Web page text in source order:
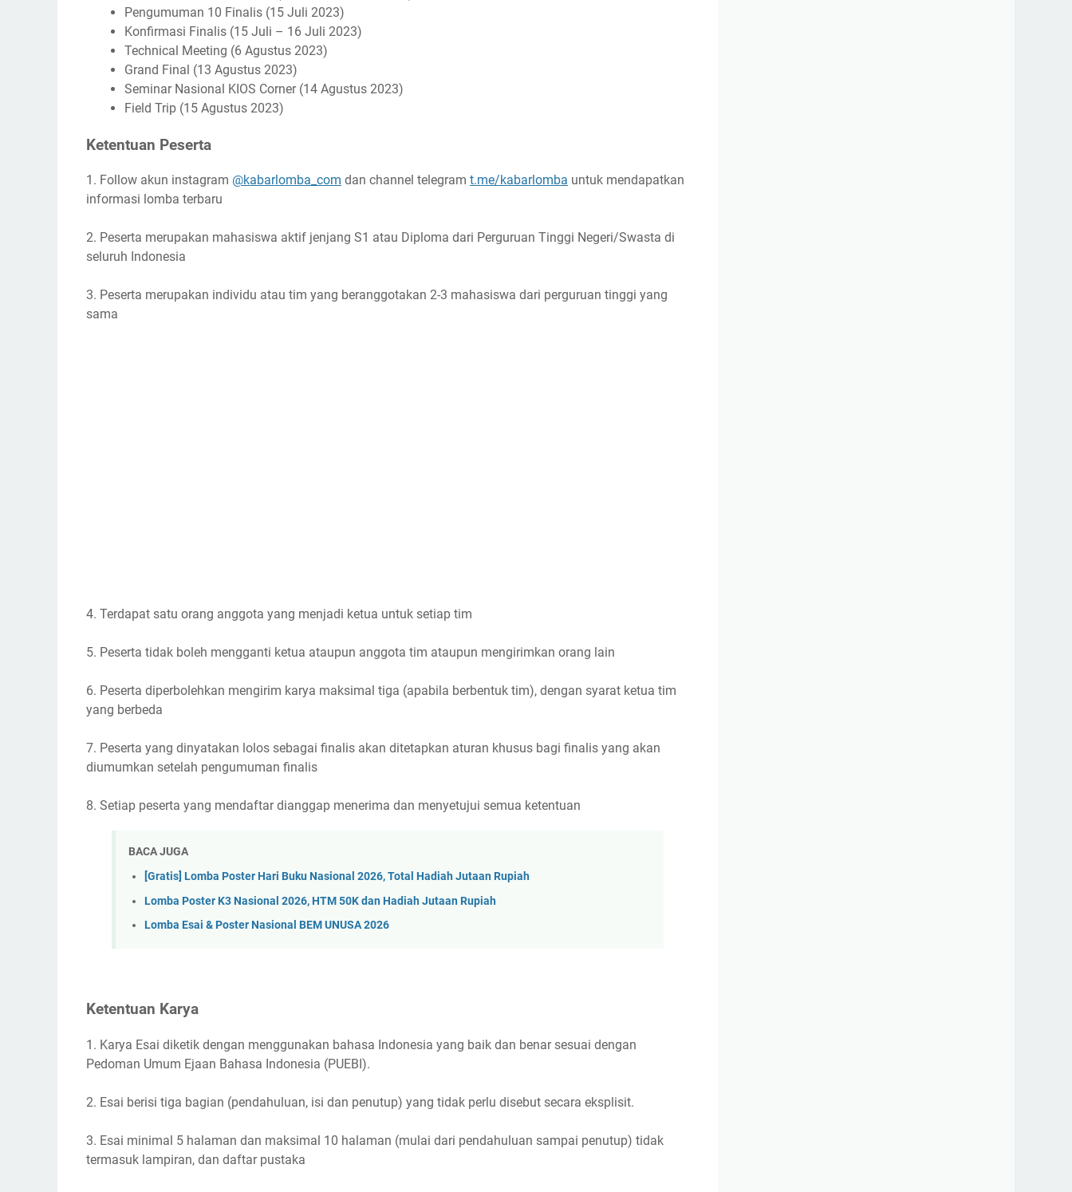
Pengumuman 10 Finalis (15 Juli 2023)
Konfirmasi Finalis (15 Juli – 16 Juli 2023)
Technical Meeting (6 Agustus 2023)
Grand Final (13 Agustus 2023)
Seminar Nasional KIOS Corner (14 Agustus 2023)
Field Trip (15 Agustus 2023)
Ketentuan Peserta
1. Follow akun instagram @kabarlomba_com dan channel telegram t.me/kabarlomba untuk mendapatkan
informasi lomba terbaru
2. Peserta merupakan mahasiswa aktif jenjang S1 atau Diploma dari Perguruan Tinggi Negeri/Swasta di
seluruh Indonesia
3. Peserta merupakan individu atau tim yang beranggotakan 2-3 mahasiswa dari perguruan tinggi yang
sama
4. Terdapat satu orang anggota yang menjadi ketua untuk setiap tim
5. Peserta tidak boleh mengganti ketua ataupun anggota tim ataupun mengirimkan orang lain
6. Peserta diperbolehkan mengirim karya maksimal tiga (apabila berbentuk tim), dengan syarat ketua tim
yang berbeda
7. Peserta yang dinyatakan lolos sebagai finalis akan ditetapkan aturan khusus bagi finalis yang akan
diumumkan setelah pengumuman finalis
8. Setiap peserta yang mendaftar dianggap menerima dan menyetujui semua ketentuan
BACA JUGA
[Gratis] Lomba Poster Hari Buku Nasional 2026, Total Hadiah Jutaan Rupiah
Lomba Poster K3 Nasional 2026, HTM 50K dan Hadiah Jutaan Rupiah
Lomba Esai & Poster Nasional BEM UNUSA 2026
Ketentuan Karya
1. Karya Esai diketik dengan menggunakan bahasa Indonesia yang baik dan benar sesuai dengan
Pedoman Umum Ejaan Bahasa Indonesia (PUEBI).
2. Esai berisi tiga bagian (pendahuluan, isi dan penutup) yang tidak perlu disebut secara eksplisit.
3. Esai minimal 5 halaman dan maksimal 10 halaman (mulai dari pendahuluan sampai penutup) tidak
termasuk lampiran, dan daftar pustaka